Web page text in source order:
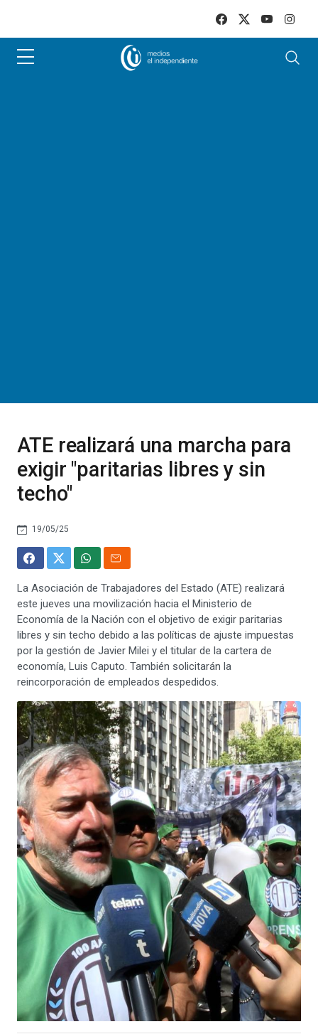
ATE realizará una marcha para
exigir "paritarias libres y sin
techo"
19/05/25
La Asociación de Trabajadores del Estado (ATE) realizará
este jueves una movilización hacia el Ministerio de
Economía de la Nación con el objetivo de exigir paritarias
libres y sin techo debido a las políticas de ajuste impuestas
por la gestión de Javier Milei y el titular de la cartera de
economía, Luis Caputo. También solicitarán la
reincorporación de empleados despedidos.